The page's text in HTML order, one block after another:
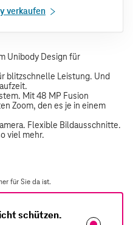
verkaufen
für Sie da ist.
schützen.